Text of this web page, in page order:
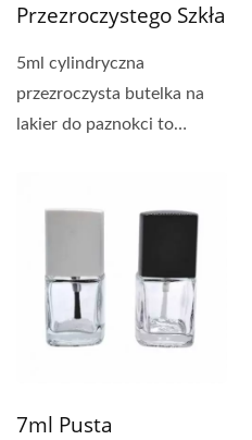
Przezroczystego Szkła
5ml cylindryczna
przezroczysta butelka na
lakier do paznokci to
7ml Pusta